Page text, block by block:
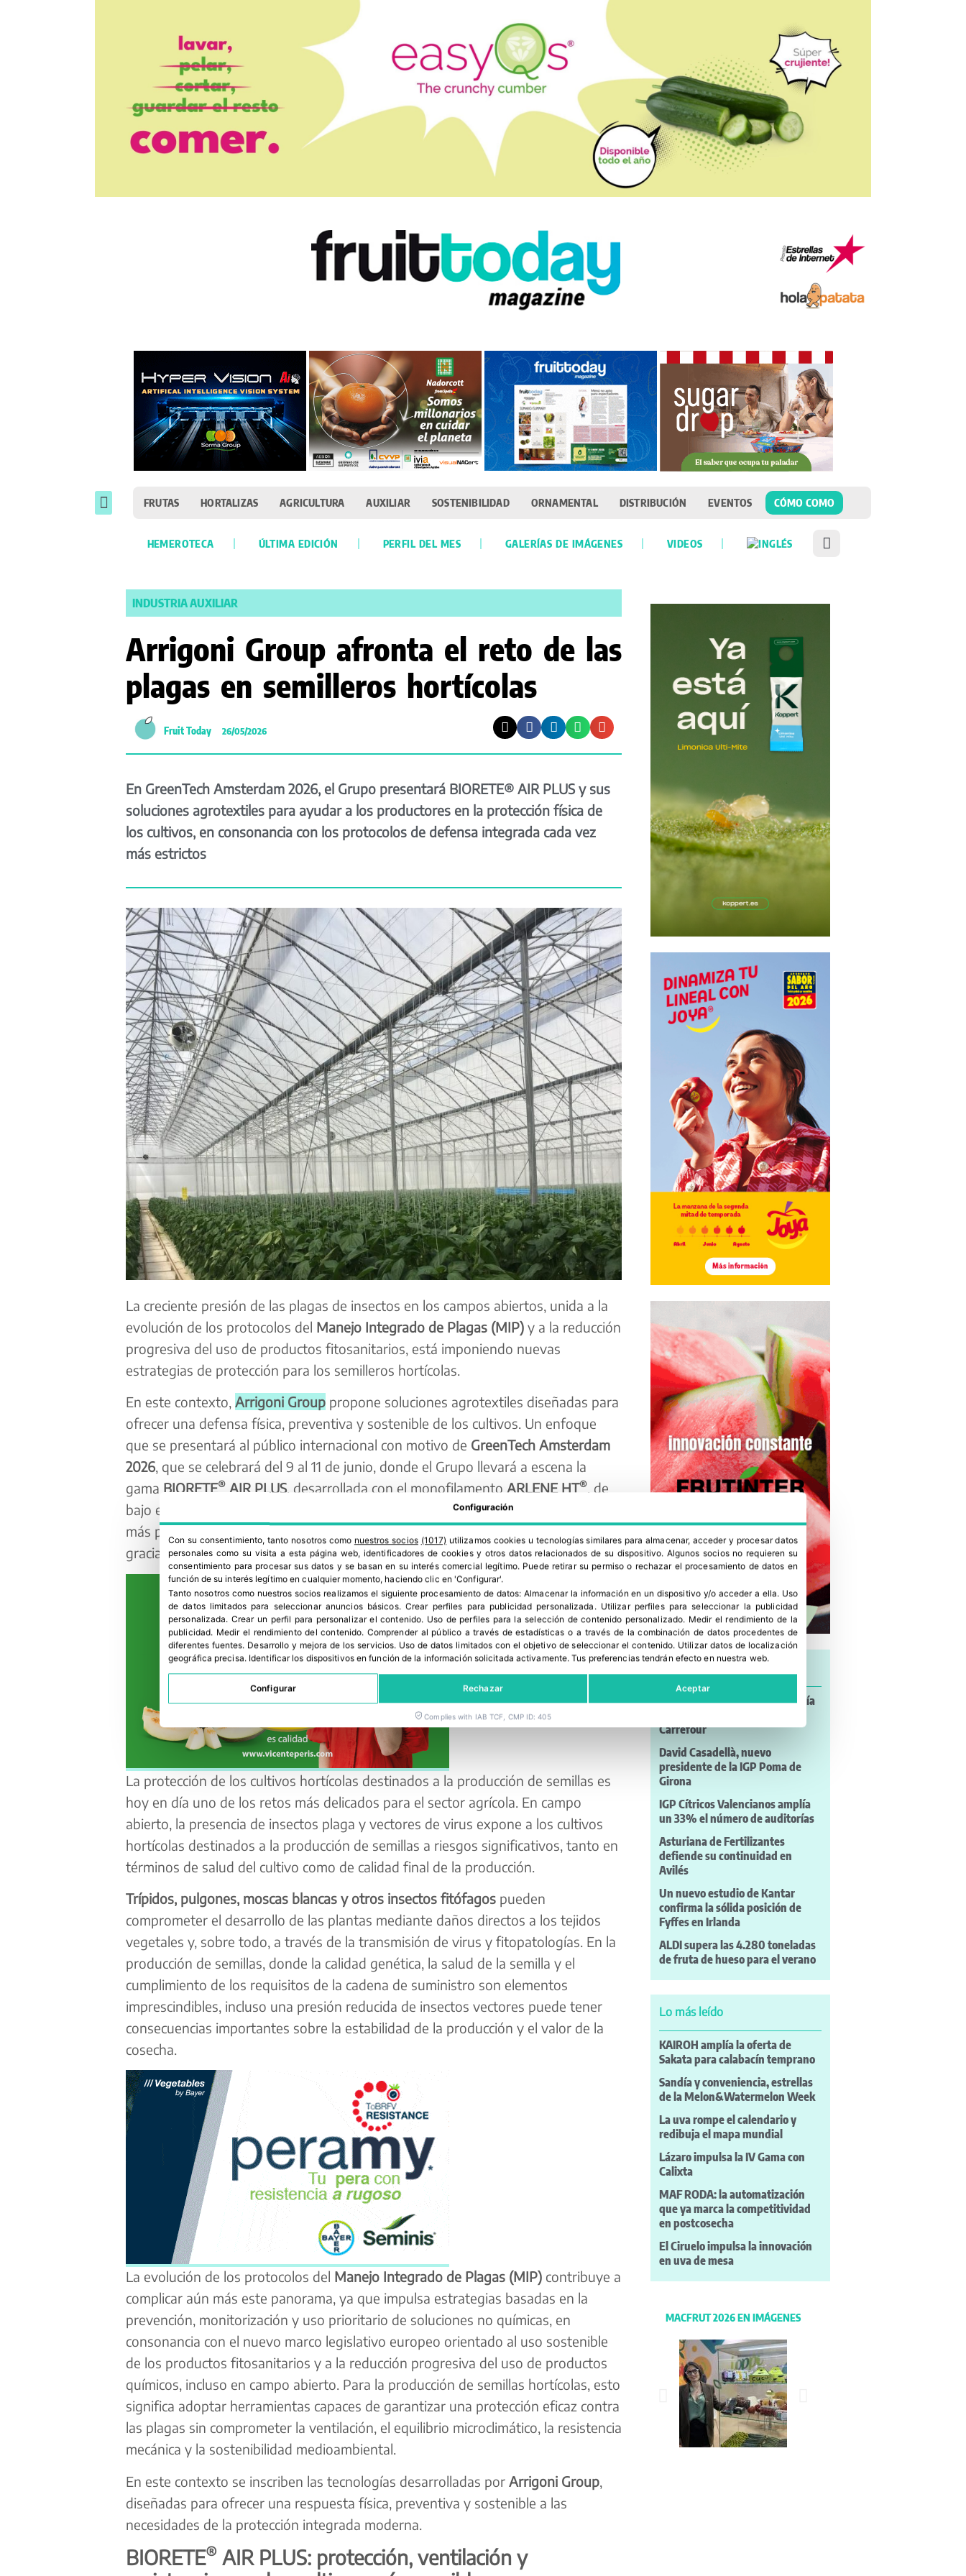
FRUTAS HORTALIZAS AGRICULTURA AUXILIAR SOSTENIBILIDAD ORNAMENTAL DISTRIBUCIÓN EVENTOS CÓMO COMO
HEMEROTECA ÚLTIMA EDICIÓN PERFIL DEL MES GALERÍAS DE IMÁGENES VIDEOS
INDUSTRIA AUXILIAR
Arrigoni Group afronta el reto de las
plagas en semilleros hortícolas
Fruit Today 26/05/2026
En GreenTech Amsterdam 2026, el Grupo presentará BIORETE® AIR PLUS y sus
soluciones agrotextiles para ayudar a los productores en la protección física de
los cultivos, en consonancia con los protocolos de defensa integrada cada vez
más estrictos
La creciente presión de las plagas de insectos en los campos abiertos, unida a la
evolución de los protocolos del Manejo Integrado de Plagas (MIP) y a la reducción
progresiva del uso de productos fitosanitarios, está imponiendo nuevas
estrategias de protección para los semilleros hortícolas.
En este contexto, Arrigoni Grouppropone soluciones agrotextiles diseñadas para
ofrecer una defensa física, preventiva y sostenible de los cultivos. Un enfoque
que se presentará al público internacional con motivo de GreenTech Amsterdam
2026, que se celebrará del 9 al 11 de junio, donde el Grupo llevará a escena la
gama BIORETE®AIR PLUS, desarrollada con el monofilamento ARLENE HT®, de
bajo espesor y alta tenacidad, para impedir el paso de las especies de insectos
más pequeños y nocivos, favoreciendo al mismo tiempo un mayor paso de aire
gracias al elevado número de orificios por metro cuadrado.
La protección de los cultivos hortícolas destinados a la producción de semillas es
hoy en día uno de los retos más delicados para el sector agrícola. En campo
abierto, la presencia de insectos plaga y vectores de virus expone a los cultivos
hortícolas destinados a la producción de semillas a riesgos significativos, tanto en
términos de salud del cultivo como de calidad final de la producción.
Trípidos, pulgones, moscas blancas y otros insectos fitófagos pueden
comprometer el desarrollo de las plantas mediante daños directos a los tejidos
vegetales y, sobre todo, a través de la transmisión de virus y fitopatologías. En la
producción de semillas, donde la calidad genética, la salud de la semilla y el
cumplimiento de los requisitos de la cadena de suministro son elementos
imprescindibles, incluso una presión reducida de insectos vectores puede tener
consecuencias importantes sobre la estabilidad de la producción y el valor de la
cosecha.
La evolución de los protocolos del Manejo Integrado de Plagas (MIP)contribuye a
complicar aún más este panorama, ya que impulsa estrategias basadas en la
prevención, monitorización y uso prioritario de soluciones no químicas, en
consonancia con el nuevo marco legislativo europeo orientado al uso sostenible
de los productos fitosanitarios y a la reducción progresiva del uso de productos
químicos, incluso en campo abierto. Para la producción de semillas hortícolas, esto
significa adoptar herramientas capaces de garantizar una protección eficaz contra
las plagas sin comprometer la ventilación, el equilibrio microclimático, la resistencia
mecánica y la sostenibilidad medioambiental.
En este contexto se inscriben las tecnologías desarrolladas por Arrigoni Group,
diseñadas para ofrecer una respuesta física, preventiva y sostenible a las
necesidades de la protección integrada moderna.
BIORETE® AIR PLUS: protección, ventilación y
Uvas con sabor a mojito, sangría
Carrefour
David Casadellà, nuevo
presidente de la IGP Poma de
Girona
IGP Cítricos Valencianos amplía
un 33% el número de auditorías
Asturiana de Fertilizantes
defiende su continuidad en
Avilés
Un nuevo estudio de Kantar
confirma la sólida posición de
Fyffes en Irlanda
ALDI supera las 4.280 toneladas
de fruta de hueso para el verano
Lo más leído
KAIROH amplía la oferta de
Sakata para calabacín temprano
Sandía y conveniencia, estrellas
de la Melon&Watermelon Week
La uva rompe el calendario y
redibuja el mapa mundial
Lázaro impulsa la IV Gama con
Calixta
MAF RODA: la automatización
que ya marca la competitividad
en postcosecha
El Ciruelo impulsa la innovación
en uva de mesa
MACFRUT 2026 EN IMÁGENES
Configuración
Con su consentimiento, tanto nosotros como nuestros socios (1017) utilizamos cookies u tecnologías similares para almacenar, acceder y procesar datos
personales como su visita a esta página web, identificadores de cookies y otros datos relacionados de su dispositivo. Algunos socios no requieren su
consentimiento para procesar sus datos y se basan en su interés comercial legítimo. Puede retirar su permiso o rechazar el procesamiento de datos en
función de su interés legítimo en cualquier momento, haciendo clic en 'Configurar'.
Tanto nosotros como nuestros socios realizamos el siguiente procesamiento de datos:Almacenar la información en un dispositivo y/o acceder a ella. Uso
de datos limitados para seleccionar anuncios básicos. Crear perfiles para publicidad personalizada . Utilizar perfiles para seleccionar la publicidad
personalizada. Crear un perfil para personalizar el contenido. Uso de perfiles para la selección de contenido personalizado. Medir el rendimiento de la
publicidad. Medir el rendimiento del contenido. Comprender al público a través de estadísticas o a través de la combinación de datos procedentes de
diferentes fuentes. Desarrollo y mejora de los servicios. Uso de datos limitados con el objetivo de seleccionar el contenido. Utilizar datos de localización
geográfica precisa. Identificar los dispositivos en función de la información solicitada activamente.Tus preferencias tendrán efecto en nuestra web.
Configurar Rechazar Aceptar
Complies with IAB TCF, CMP ID: 405